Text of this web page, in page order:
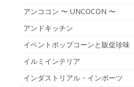
アンココン 〜 UNCOCON 〜
アンドキッチン
イベントポップコーンと販促珍味
イルミインテリア
インダストリアル・インポーツ